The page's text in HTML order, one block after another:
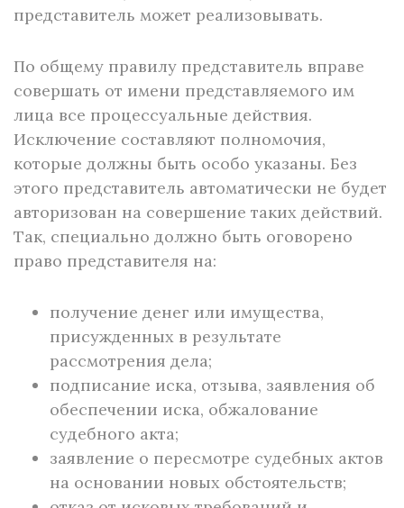
представитель может реализовывать.
По общему правилу представитель вправе
совершать от имени представляемого им
лица все процессуальные действия.
Исключение составляют полномочия,
которые должны быть особо указаны. Без
этого представитель автоматически не будет
авторизован на совершение таких действий.
Так, специально должно быть оговорено
право представителя на:
получение денег или имущества,
присужденных в результате
рассмотрения дела;
подписание иска, отзыва, заявления об
обеспечении иска, обжалование
судебного акта;
заявление о пересмотре судебных актов
на основании новых обстоятельств;